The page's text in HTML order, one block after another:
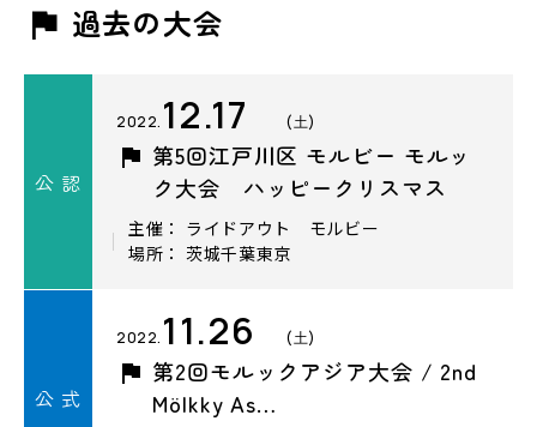
過去の大会
公 認
2022. 12.17 (土)
第5回江戸川区 モルビー モルッ
ク大会 ハッピークリスマス
主催： ライドアウト モルビー
場所： 茨城千葉東京
公 式
2022. 11.26 (土)
第2回モルックアジア大会 / 2nd
Mölkky As…